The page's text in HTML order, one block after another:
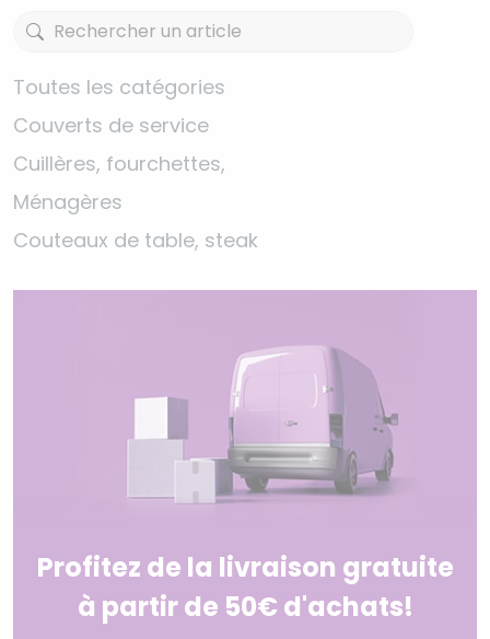
Toutes les catégories
Couverts de service
Cuillères, fourchettes,
Ménagères
Couteaux de table, steak
Profitez de la livraison gratuite
à partir de 50€ d'achats!